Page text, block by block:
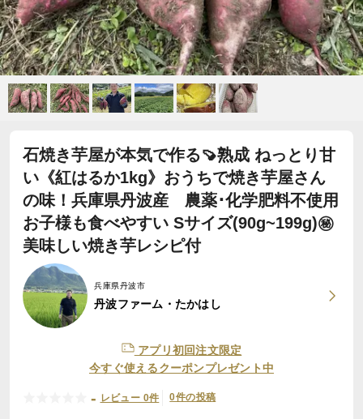
石焼き芋屋が本気で作る🍠熟成 ねっとり甘
い《紅はるか1kg》おうちで焼き芋屋さん
の味！兵庫県丹波産 農薬･化学肥料不使用
お子様も食べやすい Sサイズ(90g~199g)㊙️
美味しい焼き芋レシピ付
兵庫県丹波市
丹波ファーム・たかはし
アプリ初回注文限定
今すぐ使えるクーポンプレゼント中
- レビュー 0件 0件の投稿